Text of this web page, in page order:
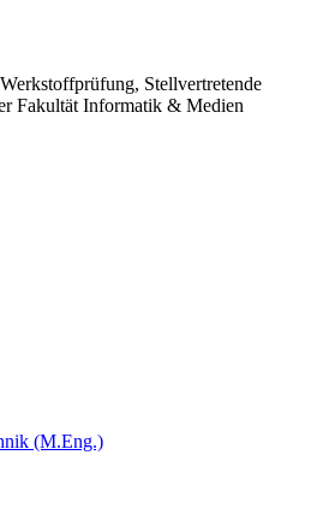
Stellvertretende
Fakultät Informatik & Medien
(M.Eng.)